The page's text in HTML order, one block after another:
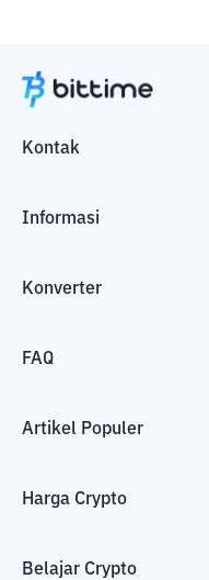
Kontak
Informasi
Konverter
FAQ
Artikel Populer
Harga Crypto
Belajar Crypto